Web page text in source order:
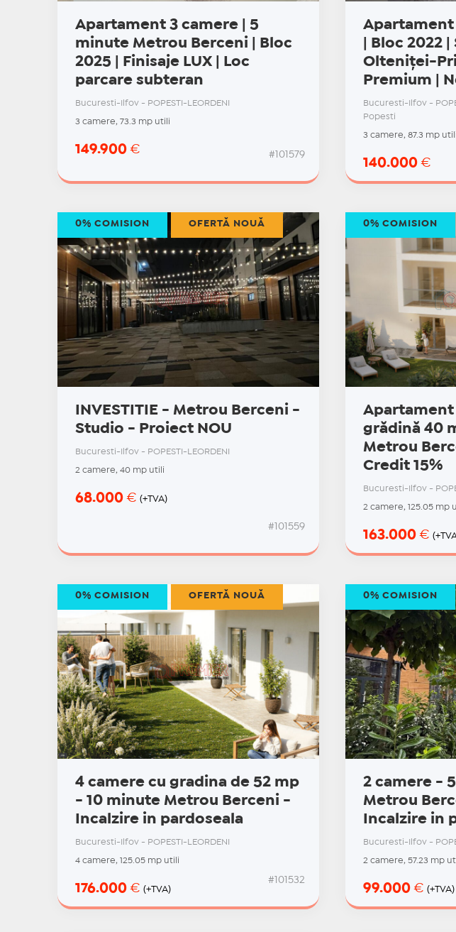
Apartament 3 camere | 5
minute Metrou Berceni | Bloc
2025 | Finisaje LUX | Loc
parcare subteran
Bucuresti-Ilfov - POPESTI-LEORDENI
3 camere, 73.3 mp utili
149.900 € #101579
Apartament
| Bloc 2022 |
Olteniței-
Premium |
Bucuresti-Ilfov -
Popesti
3 camere, 87.3 mp utili
140.000€
INVESTITIE - Metrou Berceni -
Studio - Proiect NOU
Bucuresti-Ilfov - POPESTI-LEORDENI
2 camere, 40 mp utili
68.000 € (+TVA)
#101559
0% COMISION OFERTĂ NOUĂ
Apartament
grădină 40
Metrou
Credit 15%
Bucuresti-Ilfov -
2 camere, 125.05 mp
163.000€
0% COMISION
4 camere cu gradina de 52 mp
- 10 minute Metrou Berceni -
Incalzire in pardoseala
Bucuresti-Ilfov - POPESTI-LEORDENI
4 camere, 125.05 mp utili
176.000 € (+TVA)
#101532
0% COMISION OFERTĂ NOUĂ
2 camere -
Metrou
Incalzire in
Bucuresti-Ilfov -
2 camere, 57.23 mp
99.000€ (+TVA)
0% COMISION